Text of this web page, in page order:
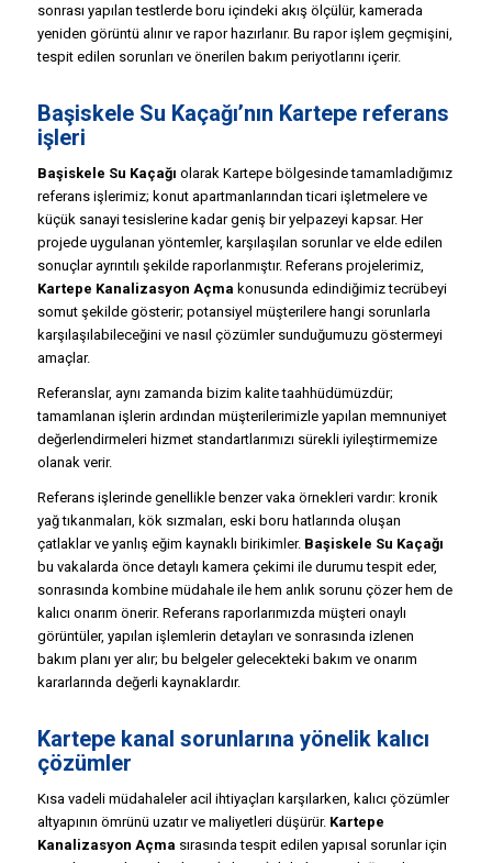
sonrası yapılan testlerde boru içindeki akış ölçülür, kamerada
yeniden görüntü alınır ve rapor hazırlanır. Bu rapor işlem geçmişini,
tespit edilen sorunları ve önerilen bakım periyotlarını içerir.
Başiskele Su Kaçağı’nın Kartepe referans
işleri
Başiskele Su Kaçağı olarak Kartepe bölgesinde tamamladığımız
referans işlerimiz; konut apartmanlarından ticari işletmelere ve
küçük sanayi tesislerine kadar geniş bir yelpazeyi kapsar. Her
projede uygulanan yöntemler, karşılaşılan sorunlar ve elde edilen
sonuçlar ayrıntılı şekilde raporlanmıştır. Referans projelerimiz,
Kartepe Kanalizasyon Açma konusunda edindiğimiz tecrübeyi
somut şekilde gösterir; potansiyel müşterilere hangi sorunlarla
karşılaşılabileceğini ve nasıl çözümler sunduğumuzu göstermeyi
amaçlar.
Referanslar, aynı zamanda bizim kalite taahhüdümüzdür;
tamamlanan işlerin ardından müşterilerimizle yapılan memnuniyet
değerlendirmeleri hizmet standartlarımızı sürekli iyileştirmemize
olanak verir.
Referans işlerinde genellikle benzer vaka örnekleri vardır: kronik
yağ tıkanmaları, kök sızmaları, eski boru hatlarında oluşan
çatlaklar ve yanlış eğim kaynaklı birikimler. Başiskele Su Kaçağı
bu vakalarda önce detaylı kamera çekimi ile durumu tespit eder,
sonrasında kombine müdahale ile hem anlık sorunu çözer hem de
kalıcı onarım önerir. Referans raporlarımızda müşteri onaylı
görüntüler, yapılan işlemlerin detayları ve sonrasında izlenen
bakım planı yer alır; bu belgeler gelecekteki bakım ve onarım
kararlarında değerli kaynaklardır.
Kartepe kanal sorunlarına yönelik kalıcı
çözümler
Kısa vadeli müdahaleler acil ihtiyaçları karşılarken, kalıcı çözümler
altyapının ömrünü uzatır ve maliyetleri düşürür. Kartepe
Kanalizasyon Açma sırasında tespit edilen yapısal sorunlar için